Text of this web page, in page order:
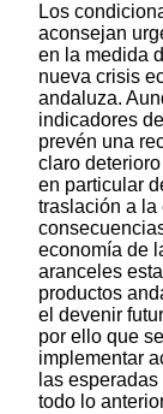
Los
aconsejan
en la medida
nueva crisis
andaluza.
indicadores
prevén una
claro
en particular
traslación a la
economía de
aranceles
productos
el devenir
por ello que
implementar
las
todo lo